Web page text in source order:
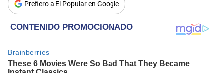
Prefiero a El Popular en Google